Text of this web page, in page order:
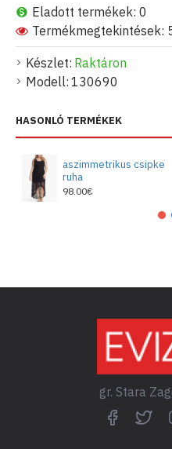
Készlet: Raktáron
Modell: 130690
Eladott termékek: 0
Termékmegtekintések:
HASONLÓ TERMÉKEK
aszimmetrikus csipke
ruha
98.00€
gr. Stara